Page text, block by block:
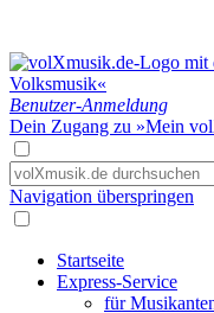
Benutzer-Anmeldung
Dein Zugang zu »Mein
Navigation überspringen
Startseite
Express-Service
für